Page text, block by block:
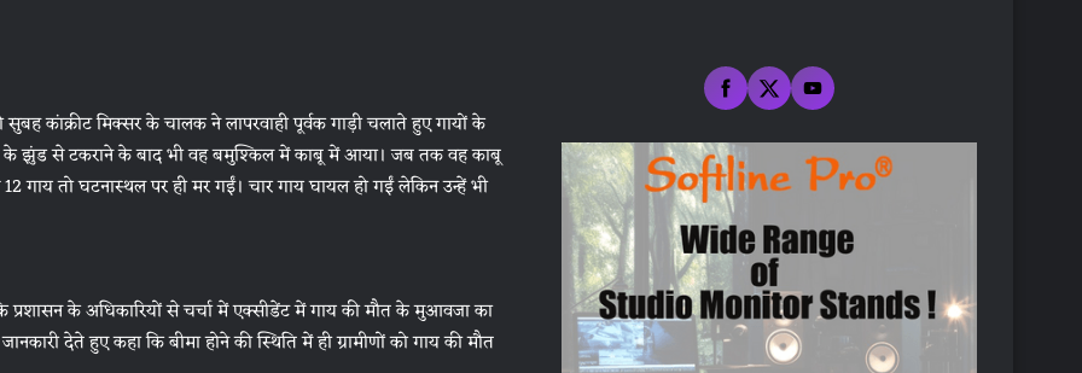
कांक्रीट मिक्सर के चालक ने लापरवाही पूर्वक गाड़ी चलाते हुए गायों के
के झुंड से टकराने के बाद भी वह बमुश्किल में काबू में आया। जब तक वह काबू
तो घटनास्थल पर ही मर गईं। चार गाय घायल हो गईं लेकिन उन्हें भी
प्रशासन के अधिकारियों से चर्चा में एक्सीडेंट में गाय की मौत के मुआवजा का
देते हुए कहा कि बीमा होने की स्थिति में ही ग्रामीणों को गाय की मौत